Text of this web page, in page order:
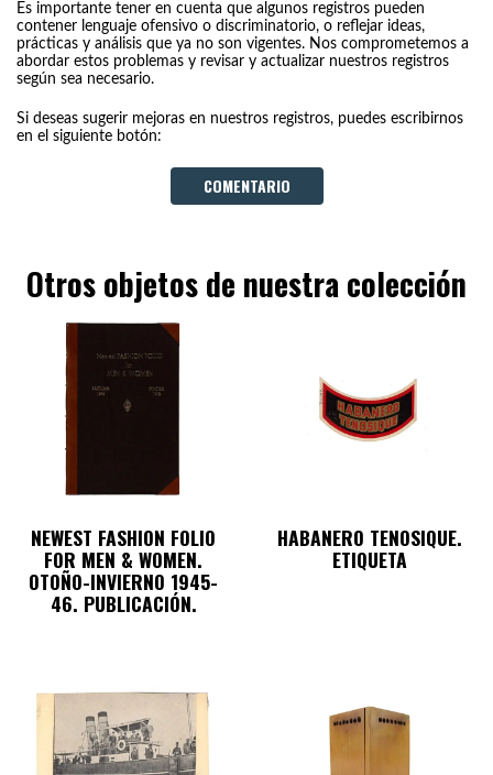
Es importante tener en cuenta que algunos registros pueden
contener lenguaje ofensivo o discriminatorio, o reflejar ideas,
prácticas y análisis que ya no son vigentes. Nos comprometemos a
abordar estos problemas y revisar y actualizar nuestros registros
según sea necesario.
Si deseas sugerir mejoras en nuestros registros, puedes escribirnos
en el siguiente botón:
COMENTARIO
Otros objetos de nuestra colección
NEWEST FASHION FOLIO
FOR MEN & WOMEN.
OTOÑO-INVIERNO 1945-
46. PUBLICACIÓN.
HABANERO TENOSIQUE.
ETIQUETA